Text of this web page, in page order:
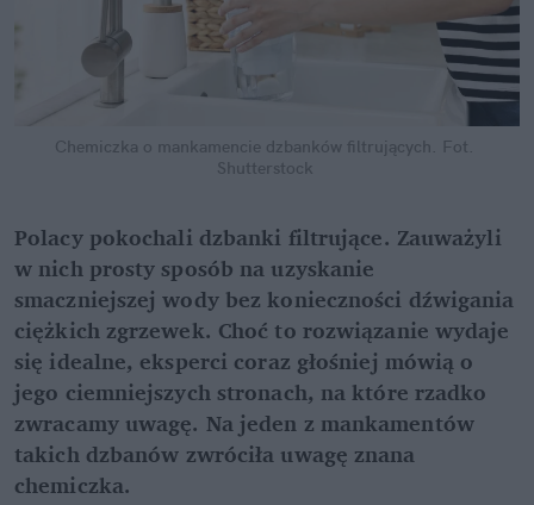
Chemiczka o mankamencie dzbanków filtrujących. Fot.
Shutterstock
Polacy pokochali dzbanki filtrujące. Zauważyli
w nich prosty sposób na uzyskanie
smaczniejszej wody bez konieczności dźwigania
ciężkich zgrzewek. Choć to rozwiązanie wydaje
się idealne, eksperci coraz głośniej mówią o
jego ciemniejszych stronach, na które rzadko
zwracamy uwagę. Na jeden z mankamentów
takich dzbanów zwróciła uwagę znana
chemiczka.